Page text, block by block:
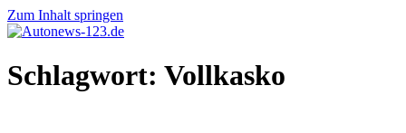
Zum Inhalt springen
Autonews-
123.de
Autonews
mit
Schlagwort: Vollkasko